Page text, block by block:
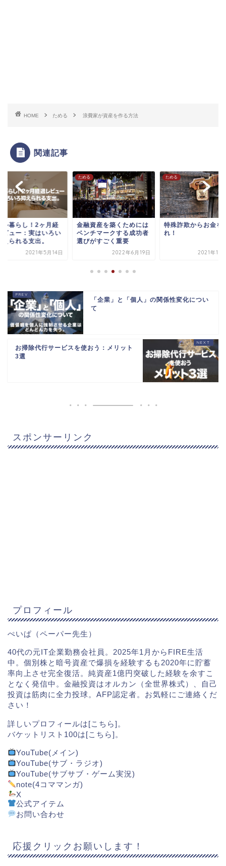
HOME ためる 浪費家が資産を作る方法
関連記事
ル暮らし！2ヶ月経
ビュー：実はいろい
えられる支出。
2021年5月14日
ためる
金融資産を築くためには
ベンチマークする成功者
選びがすごく重要
2022年6月19日
ためる
特殊詐欺からお金を
れ！
2021年10
「企業」と「個人」の関係性変化につい
て
お掃除代行サービスを使おう：メリット
3選
スポンサーリンク
プロフィール
ぺいぱ（ペーパー先生）
40代の元IT企業勤務会社員。2025年1月からFIRE生活
中。個別株と暗号資産で爆損を経験するも2020年に貯蓄
率向上させ完全復活。純資産1億円突破した経験を余すこ
となく発信中。金融投資はオルカン（全世界株式）、自己
投資は筋肉に全力投球。AFP認定者。お気軽にご連絡くだ
さい！
詳しいプロフィールは[こちら]。
バケットリスト100は[こちら]。
YouTube(メイン)
YouTube(サブ・ラジオ)
YouTube(サブサブ・ゲーム実況)
note(4コママンガ)
X
公式アイテム
お問い合わせ
応援クリックお願いします！